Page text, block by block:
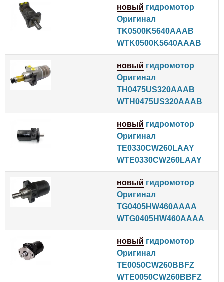
новый гидромотор
Оригинал
TK0500K5640AAAB
WTK0500K5640AAAB
новый гидромотор
Оригинал
TH0475US320AAAB
WTH0475US320AAAB
новый гидромотор
Оригинал
TE0330CW260LAAY
WTE0330CW260LAAY
новый гидромотор
Оригинал
TG0405HW460AAAA
WTG0405HW460AAAA
новый гидромотор
Оригинал
TE0050CW260BBFZ
WTE0050CW260BBFZ